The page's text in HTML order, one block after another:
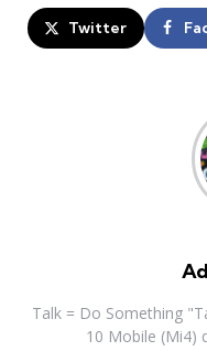
Twitter
Talk = Do Something
10 Mobile (Mi4)